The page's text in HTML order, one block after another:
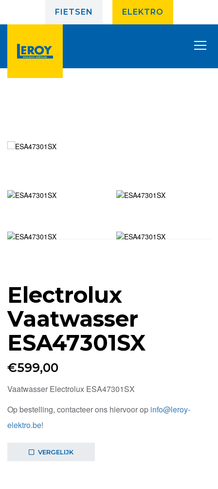
FIETSEN ELEKTRO
Electrolux
Vaatwasser
ESA47301SX
€599,00
Vaatwasser Electrolux ESA47301SX
Op bestelling, contacteer ons hiervoor op info@leroy-
elektro.be!
VERGELIJK